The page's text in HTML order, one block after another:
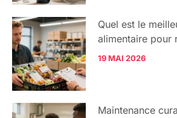
Quel est le
alimentaire pour
19 MAI 2026
Maintenance